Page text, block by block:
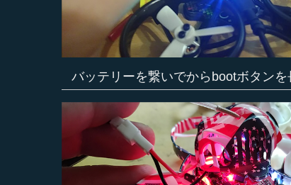
バッテリーを繋いでからbootボタンを